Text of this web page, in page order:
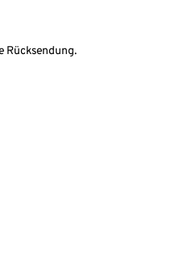
Rücksendung.